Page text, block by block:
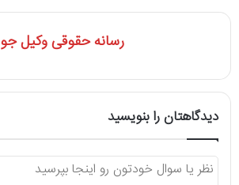
رسانه حقوقی وکیل جو
دیدگاهتان را بنویسید
د